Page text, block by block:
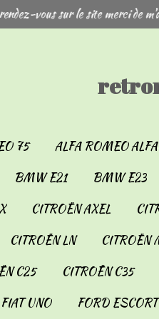
vous sur le site merci de
75 ALFA ROMEO
BMW E21 BMW E23
CITROËN AXEL
CITROËN LN CITROËN
C25 CITROËN C35
FIAT UNO FORD